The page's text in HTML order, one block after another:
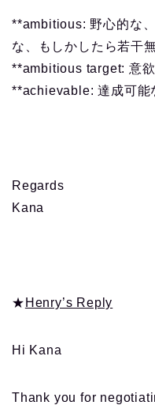
**ambitious: 野心的な
な、もしかしたら若干
**ambitious target: 意
**achievable: 達成可能
Regards
Kana
★ Henry’s Reply
Hi Kana
Thank you for